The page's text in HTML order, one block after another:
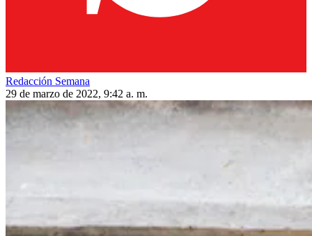
Redacción Semana
29 de marzo de 2022, 9:42 a. m.